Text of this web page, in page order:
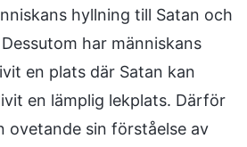
hyllning till Satan och
har människans
en plats där Satan kan
en lämplig lekplats. Därför
ovetande sin förståelse av